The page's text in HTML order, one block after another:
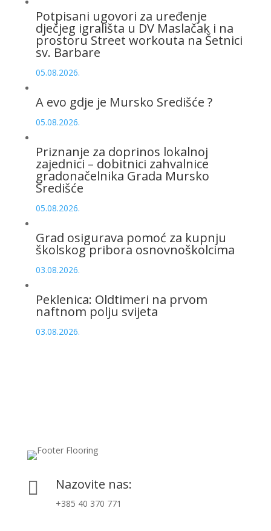
Potpisani ugovori za uređenje
dječjeg igrališta u DV Maslačak i na
prostoru Street workouta na Šetnici
sv. Barbare
05.08.2026.
A evo gdje je Mursko Središće ?
05.08.2026.
Priznanje za doprinos lokalnoj
zajednici – dobitnici zahvalnice
gradonačelnika Grada Mursko
Središće
05.08.2026.
Grad osigurava pomoć za kupnju
školskog pribora osnovnoškolcima
03.08.2026.
Peklenica: Oldtimeri na prvom
naftnom polju svijeta
03.08.2026.
 Nazovite nas:
+385 40 370 771